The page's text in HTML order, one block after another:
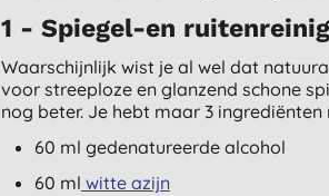
1 - Spiegel-en
Waarschijnlijk wist je al wel dat
voor streeploze en glanzend schone
nog beter. Je hebt maar 3 ingrediënten
60 ml gedenatureerde alcohol
60 ml witte azijn